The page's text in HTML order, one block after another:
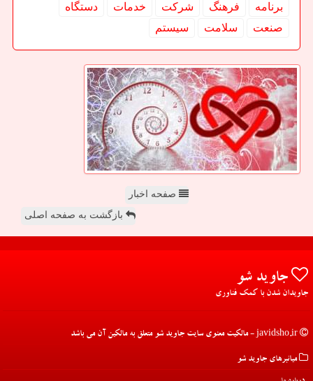
برنامه فرهنگ شركت خدمات
دستگاه
صنعت
سلامت سیستم
صفحه اخبار
بازگشت به صفحه اصلی
جاوید شو
جاویدان شدن با کمک فناوری
میانبرهای جاوید شو